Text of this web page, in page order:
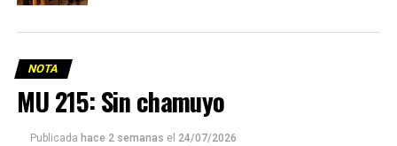
NOTA
MU 215: Sin chamuyo
Publicada hace 2 semanas el 24/07/2026